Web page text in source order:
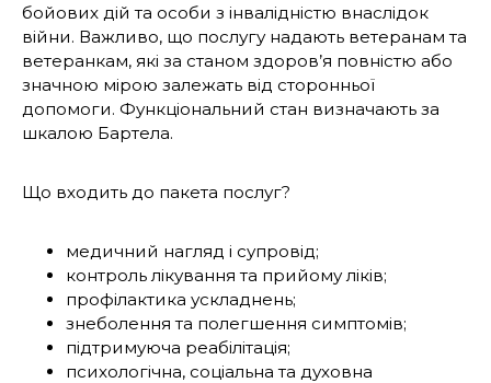
бойових дій та особи з інвалідністю внаслідок
війни. Важливо, що послугу надають ветеранам та
ветеранкам, які за станом здоров’я повністю або
значною мірою залежать від сторонньої
допомоги. Функціональний стан визначають за
шкалою Бартела.
Що входить до пакета послуг?
медичний нагляд і супровід;
контроль лікування та прийому ліків;
профілактика ускладнень;
знеболення та полегшення симптомів;
підтримуюча реабілітація;
психологічна, соціальна та духовна